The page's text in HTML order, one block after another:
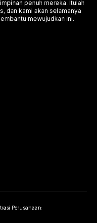
penuh mereka. Itulah
dan kami akan selamanya
mewujudkan ini.
Perusahaan: